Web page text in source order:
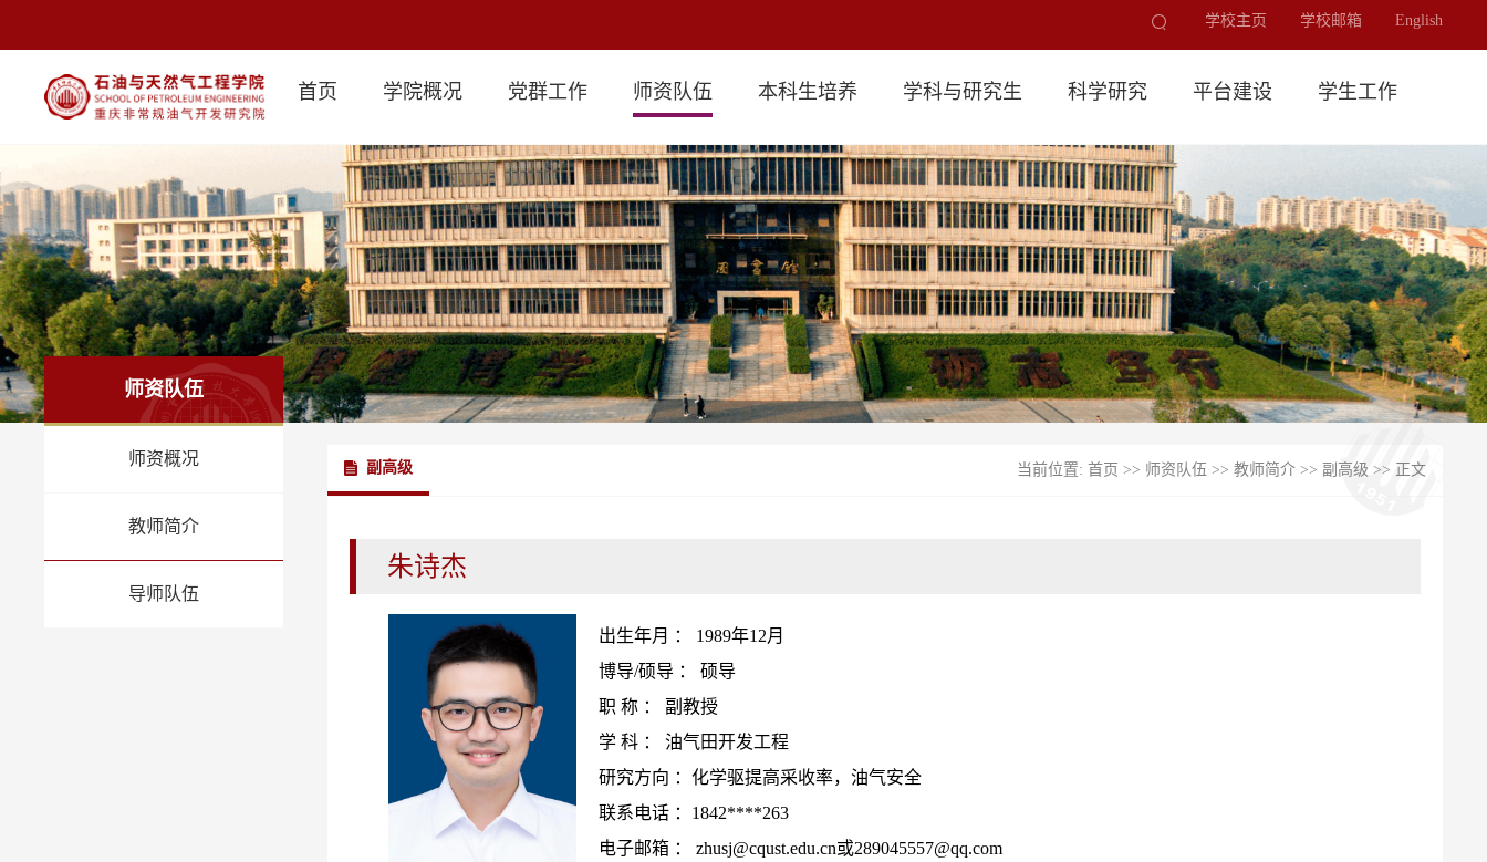
学校主页 学校邮箱 English
首页 学院概况 党群工作 师资队伍 本科生培养 学科与研究生 科学研究 平台建设 学生工作
师资队伍
师资概况
教师简介
导师队伍
副高级 当前位置: 首页 >> 师资队伍 >> 教师简介 >> 副高级 >> 正文
朱诗杰
出生年月 ： 1989年12月
博导/硕导 ： 硕导
职 称 ： 副教授
学 科 ： 油气田开发工程
研究方向 ：化学驱提高采收率，油气安全
联系电话 ：1842****263
电子邮箱 ： zhusj@cqust.edu.cn或289045557@qq.com